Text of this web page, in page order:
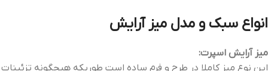
انواع سبک و مدل میز آرایش
میز آرایش اسپرت:
این نوع میز کاملا در طرح و فرم ساده است طوریکه هیچگونه تزئینات